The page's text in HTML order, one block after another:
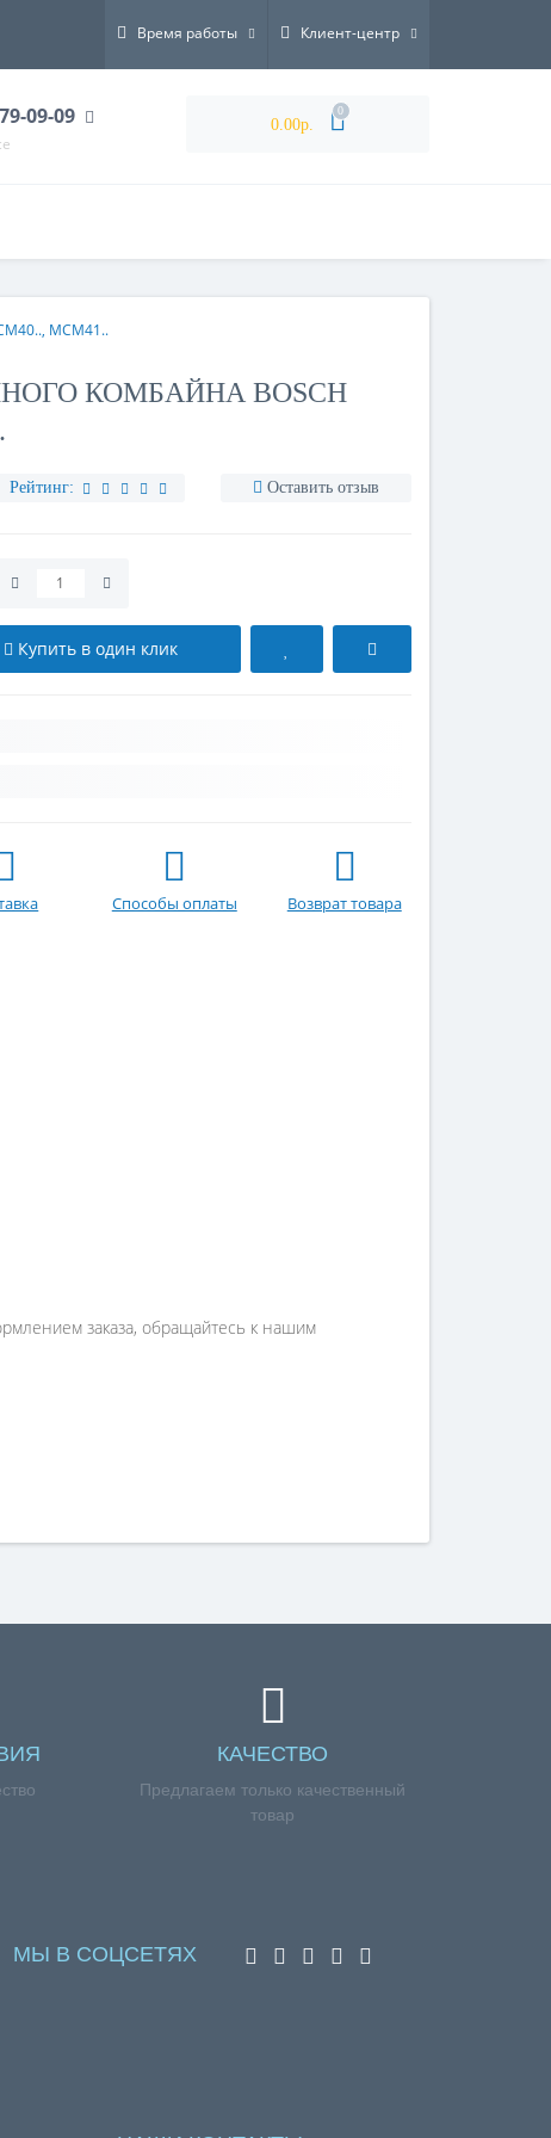
Время работы Клиент-центр
09-09 0.00р.
0
MCM41..
КОМБАЙНА BOSCH
Рейтинг: Оставить отзыв
Купить в один клик
Способы оплаты Возврат товара
заказа, обращайтесь к нашим
КАЧЕСТВО
Предлагаем только качественный
товар
МЫ В СОЦСЕТЯХ